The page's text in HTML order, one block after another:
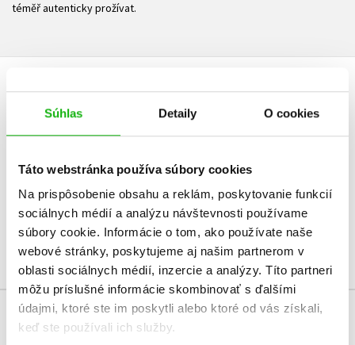
Súhlas Detaily O cookies
Táto webstránka používa súbory cookies
Na prispôsobenie obsahu a reklám, poskytovanie funkcií
sociálnych médií a analýzu návštevnosti používame
súbory cookie. Informácie o tom, ako používate naše
webové stránky, poskytujeme aj našim partnerom v
oblasti sociálnych médií, inzercie a analýzy. Títo partneri
môžu príslušné informácie skombinovať s ďalšími
údajmi, ktoré ste im poskytli alebo ktoré od vás získali,
keď ste používali ich služby.
téměř autenticky prožívat.
UŽIVATEĽSKÁ RECENZIA
Žiadne užívateľské hodnotenia nie sú dostupné.
Vaše hodnotenie
Používateľskú recenziu môžu vkladať len registrovaní užívatelia
Prihlásiť
KUPUJEME S